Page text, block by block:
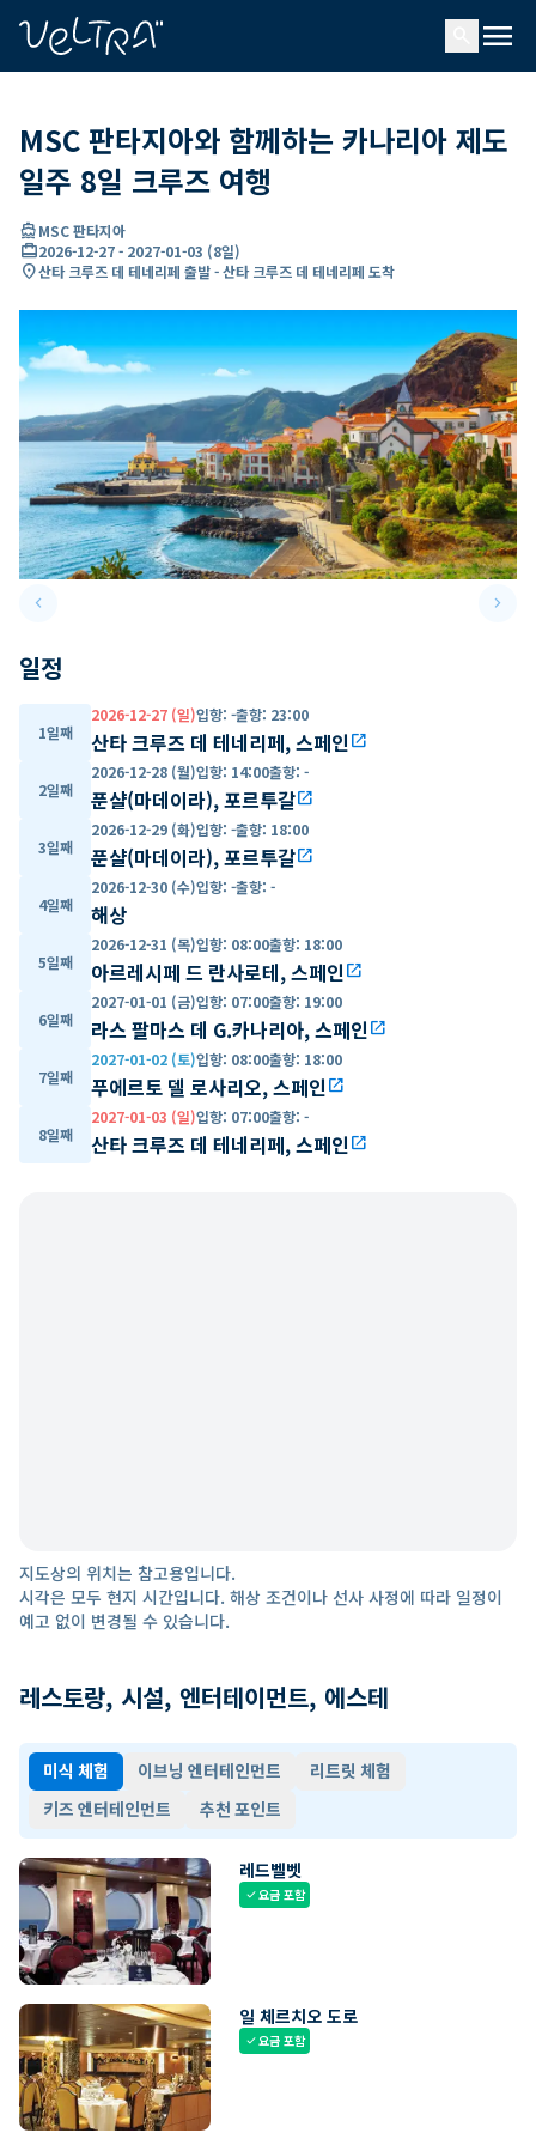
menu
MSC 판타지아와 함께하는 카나리아 제도
일주 8일 크루즈 여행
directions_boatMSC 판타지아
card_travel2026-12-27- 2027-01-03 (8일)
location_on산타 크루즈 데 테네리페 출발 - 산타 크루즈 데 테네리페 도착
keyboard_arrow_leftPrevious slide keyboard_arrow_right
일정
1일째
2026-12-27 (일)입항: -출항: 23:00
산타 크루즈 데 테네리페, 스페인open_in_new
2일째
2026-12-28 (월)입항: 14:00출항: -
푼샬(마데이라), 포르투갈open_in_new
3일째
2026-12-29 (화)입항: -출항: 18:00
푼샬(마데이라), 포르투갈open_in_new
4일째
2026-12-30 (수)입항: -출항: -
해상
5일째
2026-12-31 (목)입항: 08:00출항: 18:00
아르레시페 드 란사로테, 스페인open_in_new
6일째
2027-01-01 (금)입항: 07:00출항: 19:00
라스 팔마스 데 G.카나리아, 스페인open_in_new
7일째
2027-01-02 (토)입항: 08:00출항: 18:00
푸에르토 델 로사리오, 스페인open_in_new
8일째
2027-01-03 (일)입항: 07:00출항: -
산타 크루즈 데 테네리페, 스페인open_in_new
지도상의 위치는 참고용입니다.
시각은 모두 현지 시간입니다. 해상 조건이나 선사 사정에 따라 일정이
예고 없이 변경될 수 있습니다.
레스토랑, 시설, 엔터테이먼트, 에스테
미식 체험 이브닝 엔터테인먼트
리트릿 체험
키즈 엔터테인먼트
추천 포인트
레드벨벳
check요금 포함
일 체르치오 도로
check요금 포함